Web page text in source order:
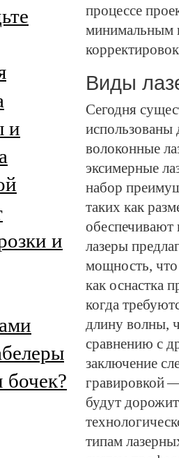
процессе
минимальным
Виды
Сегодня
использованы
волоконные
эксимерные
набор
таких как
обеспечивают
лазеры
мощность,
как оснастка
когда
длину волны,
сравнению с
заключение
гравировкой
будут
типам
и
и
бочек?